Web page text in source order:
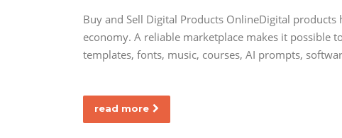
Buy and Sell Digital Products OnlineDigital
economy. A reliable marketplace makes it possible
templates, fonts, music, courses, AI prompts,
read more